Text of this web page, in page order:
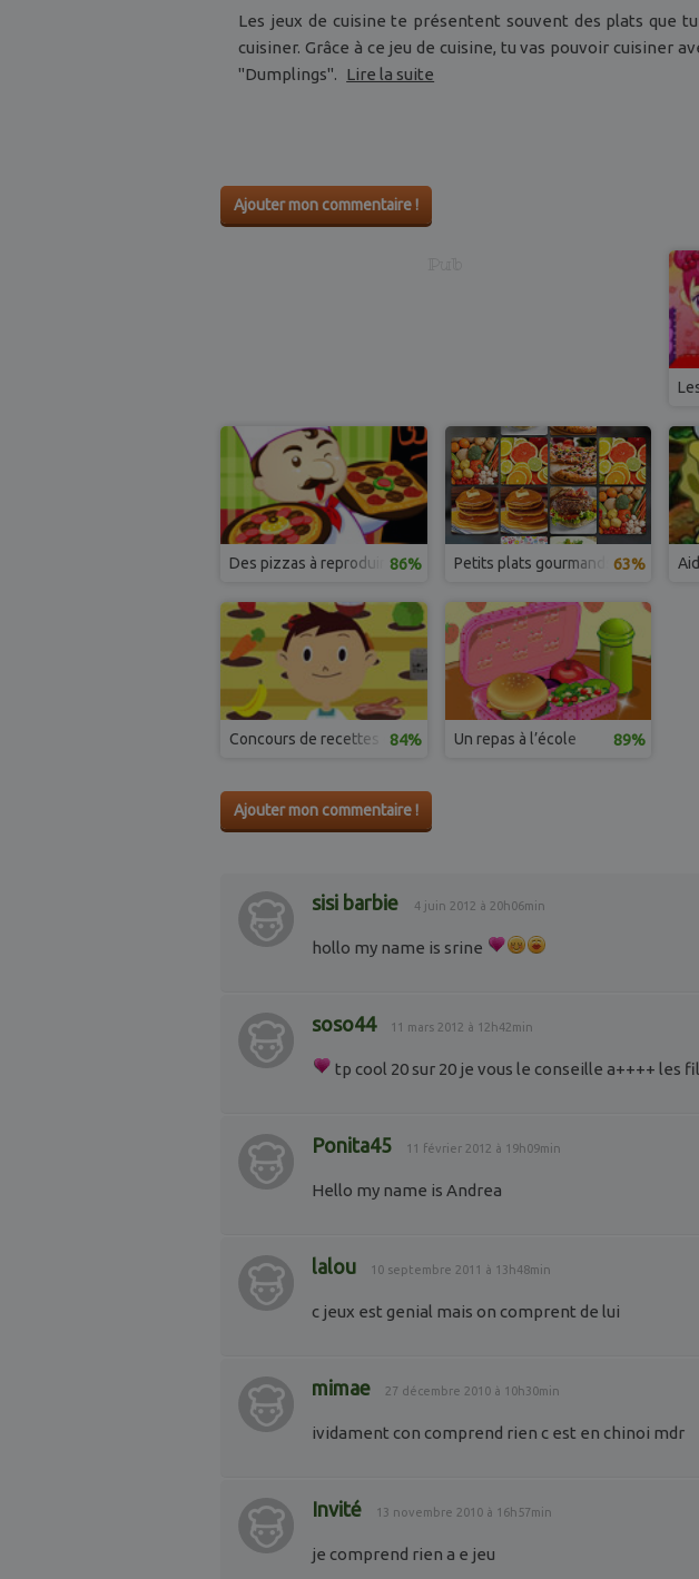
Les jeux de cuisine te présentent souvent des plats que
cuisiner. Grâce à ce jeu de cuisine, tu vas pouvoir cuisiner
"Dumplings". Lire la suite
Ajouter mon commentaire !
Des pizzas à reproduire86% Petits plats gourmands 63%
Concours de recettes chinoises
84% Un repas à l’école 89%
Ajouter mon commentaire !
sisi barbie 4 juin 2012 à 20h06min
hollo my name is srine
soso44 11 mars 2012 à 12h42min
tp cool 20 sur 20 je vous le conseille a++++ les
Ponita45 11 février 2012 à 19h09min
Hello my name is Andrea
lalou 10 septembre 2011 à 13h48min
c jeux est genial mais on comprent de lui
mimae 27 décembre 2010 à 10h30min
ividament con comprend rien c est en chinoi mdr
Invité 13 novembre 2010 à 16h57min
je comprend rien a e jeu